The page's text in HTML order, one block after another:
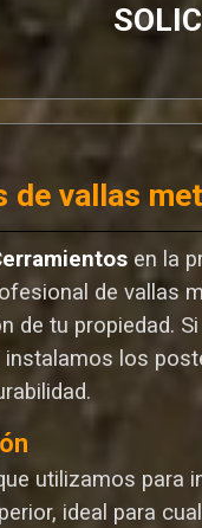
de vallas
en la
de vallas
de tu propiedad.
los
d.
utilizamos
ideal para